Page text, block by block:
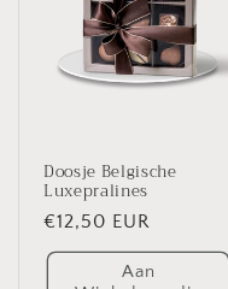
Doosje Belgische
Luxepralines
Normale
prijs
€12,50 EUR
Aan